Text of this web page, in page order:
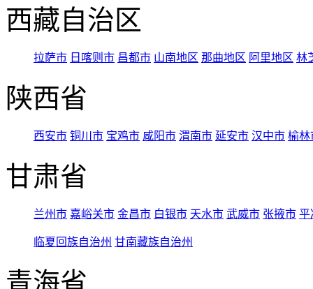
西藏自治区
拉萨市 日喀则市 昌都市 山南地区 那曲地区 阿里地区 林
陕西省
西安市 铜川市 宝鸡市 咸阳市 渭南市 延安市 汉中市 榆林
甘肃省
兰州市 嘉峪关市 金昌市 白银市 天水市 武威市 张掖市 平
临夏回族自治州 甘南藏族自治州
青海省